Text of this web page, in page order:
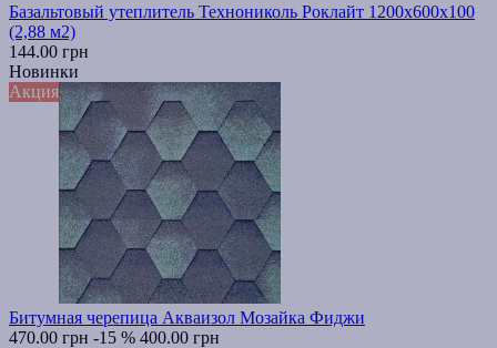
Базальтовый утеплитель Технониколь Роклайт 1200х600х100
(2,88 м2)
144.00 грн
Новинки
Акция
Битумная черепица Акваизол Мозайка Фиджи
470.00 грн -15 % 400.00 грн